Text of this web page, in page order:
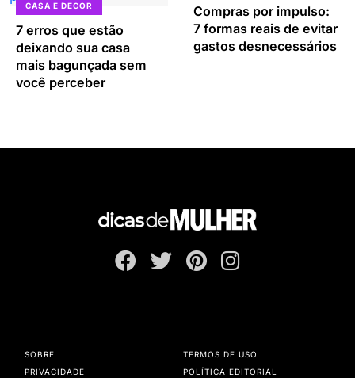
CASA E DECOR
7 erros que estão
deixando sua casa
mais bagunçada sem
você perceber
Compras por impulso:
7 formas reais de evitar
gastos desnecessários
SOBRE
PRIVACIDADE
TERMOS DE USO
POLÍTICA EDITORIAL